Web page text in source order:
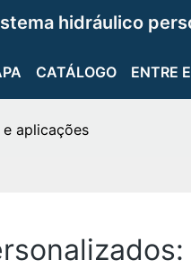
hidráulico
CATÁLOGO ENTRE
aplicações